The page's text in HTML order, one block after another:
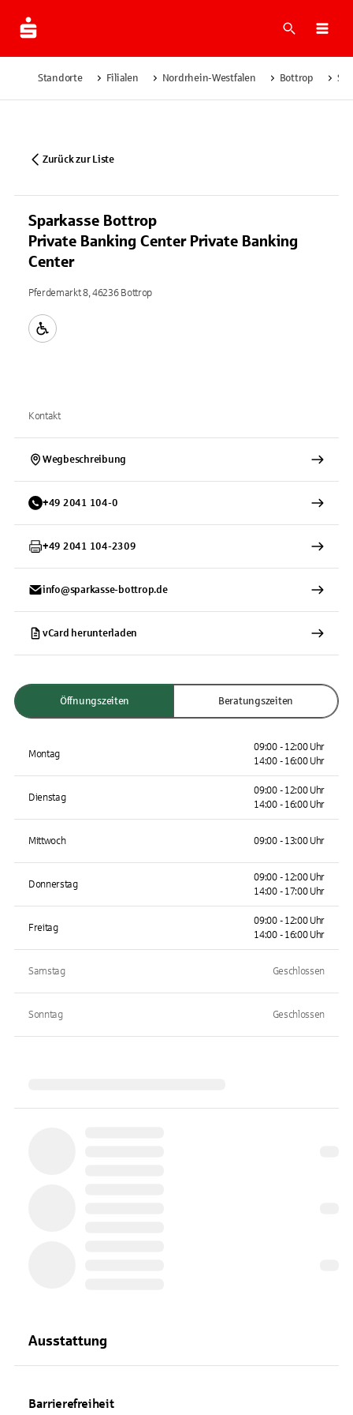
Suche
Standorte Filialen Nordrhein-Westfalen Bottrop
Zurück zur Liste
Sparkasse Bottrop
Private Banking Center Private Banking
Center
Pferdemarkt 8, 46236 Bottrop
Kontakt
Wegbeschreibung
+49 2041 104-0
+49 2041 104-2309
info@sparkasse-bottrop.de
vCard herunterladen
Öffnungszeiten Beratungszeiten
Montag
09:00 - 12:00 Uhr
14:00 - 16:00 Uhr
Dienstag
09:00 - 12:00 Uhr
14:00 - 16:00 Uhr
Mittwoch 09:00 - 13:00 Uhr
Donnerstag
09:00 - 12:00 Uhr
14:00 - 17:00 Uhr
Freitag
09:00 - 12:00 Uhr
14:00 - 16:00 Uhr
Samstag Geschlossen
Sonntag Geschlossen
Ausstattung
Barrierefreiheit